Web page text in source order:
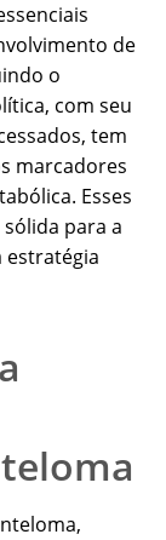
de
o
com seu
tem
marcadores
Esses
para a
estratégia